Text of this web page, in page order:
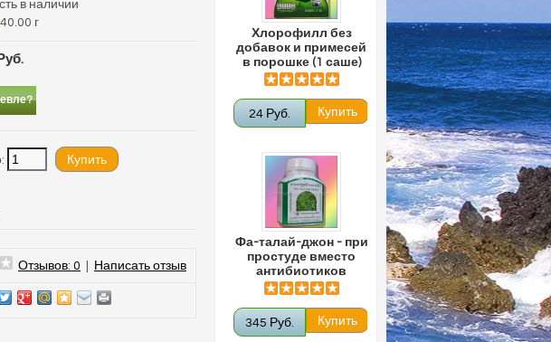
Хлорофилл без
добавок и примесей
в порошке (1 саше)
24 Руб.
Фа-талай-джон - при
простуде вместо
антибиотиков
345 Руб.
в наличии
40.00 г
Отзывов: 0 Написать отзыв